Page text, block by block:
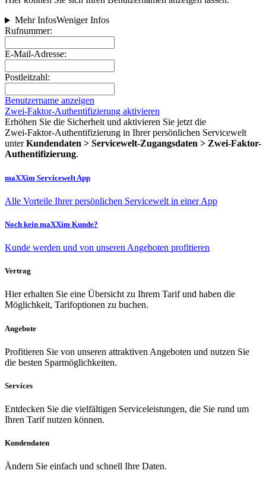
Mehr InfosWeniger Infos
Rufnummer:
E-Mail-Adresse:
Postleitzahl:
Benutzername anzeigen
Zwei-Faktor-Authentifizierung aktivieren
Erhöhen Sie die Sicherheit und aktivieren Sie jetzt die
Zwei‑Faktor‑Authentifizierung in Ihrer persönlichen Servicewelt
unterKundendaten > Servicewelt-Zugangsdaten > Zwei-Faktor-
Authentifizierung.
maXXim Servicewelt App
Alle Vorteile Ihrer persönlichen Servicewelt in einer App
Noch kein maXXim Kunde?
Kunde werden und von unseren Angeboten profitieren
Vertrag
Hier erhalten Sie eine Übersicht zu Ihrem Tarif und haben die
Möglichkeit, Tarifoptionen zu buchen.
Angebote
Profitieren Sie von unseren attraktiven Angeboten und nutzen Sie
die besten Sparmöglichkeiten.
Services
Entdecken Sie die vielfältigen Serviceleistungen, die Sie rund um
Ihren Tarif nutzen können.
Kundendaten
Ändern Sie einfach und schnell Ihre Daten.